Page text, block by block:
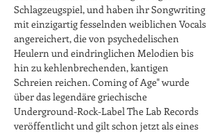
Schlagzeugspiel, und haben ihr Songwriting
mit einzigartig fesselnden weiblichen Vocals
angereichert, die von psychedelischen
Heulern und eindringlichen Melodien bis
hin zu kehlenbrechenden, kantigen
Schreien reichen. Coming of Age" wurde
über das legendäre griechische
Underground-Rock-Label The Lab Records
veröffentlicht und gilt schon jetzt als eines